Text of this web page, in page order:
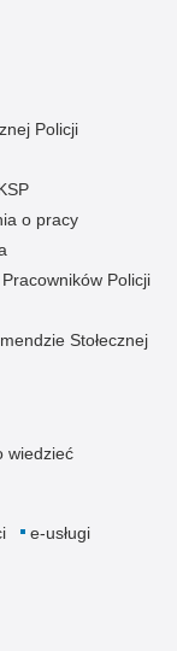
Policji
o pracy
Policji
Stołecznej
wiedzieć
e-usługi